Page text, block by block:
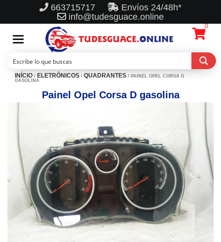
663715717
Envíos 24/48h*
info@tudesguace.online
Toggle
navigation
0
INÍCIO / ELETRÔNICOS / QUADRANTES / PAINEL OPEL CORSA D
GASOLINA
Painel Opel Corsa D gasolina